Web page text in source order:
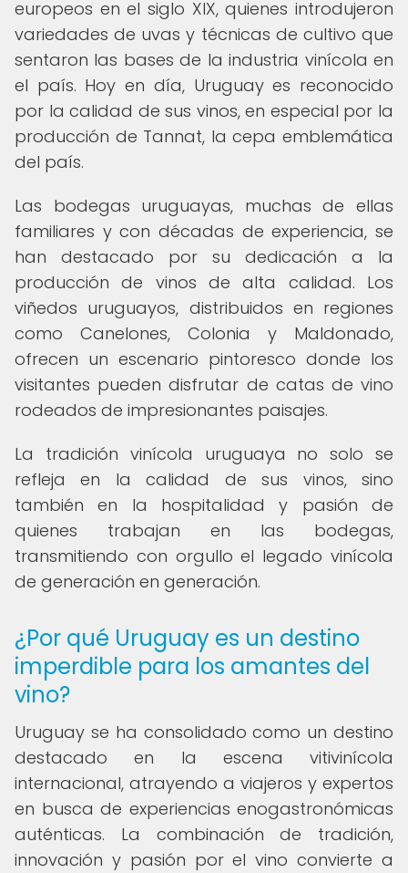
europeos en el siglo XIX, quienes introdujeron
variedades de uvas y técnicas de cultivo que
sentaron las bases de la industria vinícola en
el país. Hoy en día, Uruguay es reconocido
por la calidad de sus vinos, en especial por la
producción de Tannat, la cepa emblemática
del país.
Las bodegas uruguayas, muchas de ellas
familiares y con décadas de experiencia, se
han destacado por su dedicación a la
producción de vinos de alta calidad. Los
viñedos uruguayos, distribuidos en regiones
como Canelones, Colonia y Maldonado,
ofrecen un escenario pintoresco donde los
visitantes pueden disfrutar de catas de vino
rodeados de impresionantes paisajes.
La tradición vinícola uruguaya no solo se
refleja en la calidad de sus vinos, sino
también en la hospitalidad y pasión de
quienes trabajan en las bodegas,
transmitiendo con orgullo el legado vinícola
de generación en generación.
¿Por qué Uruguay es un destino
imperdible para los amantes del
vino?
Uruguay se ha consolidado como un destino
destacado en la escena vitivinícola
internacional, atrayendo a viajeros y expertos
en busca de experiencias enogastronómicas
auténticas. La combinación de tradición,
innovación y pasión por el vino convierte a